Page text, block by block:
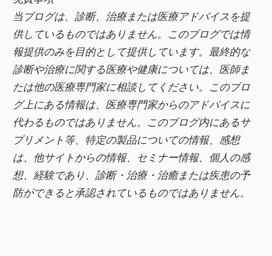
e
b
o
o
k
er
当ブログは、診断、治療または医療アドバイスを提
供しているものではありません。このブログでは情
報提供のみを目的として提供しています。最終的な
診断や治療に関する医療や健康については、医師ま
たは他の医療専門家に相談してください。このブロ
グ上にある情報は、医療専門家からのアドバイスに
代わるものではありません。このブログ内にあるサ
プリメント等、特定の製品についての情報、感想
は、他サイトからの情報、セミナー情報、 個人の感
想、経験であり、診断・治療・治癒または疾患の予
防ができると承認されているものではありません。